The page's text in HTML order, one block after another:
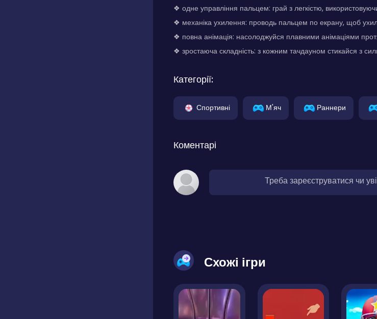
❖ одне управління пальцем: грай з легкістю,
❖ механіка ухилення: проводь пальцем по екрану, щоб
❖ повна анімація: насолоджуйся плавними анімаціями
❖ зростаюча складність: з кожним тачдауном стикайся з
Категорії:
Спортивні М'яч Раннери
Коментарі
Треба зареєструватися чи
Схожі ігри